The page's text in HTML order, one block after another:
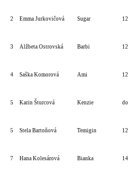
2 Emma Jurkovičová Sugar 12
3 Alžbeta Ostrovská Barbi 12
4 Saška Komorová Ami 12
5 Karin Šturcová Kenzie do
5 Stela Bartoňová Temigin 12
7 Hana Kolesárová Bianka 14